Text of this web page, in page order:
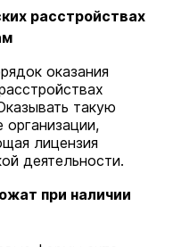
расстройствах
оказания
такую
лицензия
деятельности.
при наличии